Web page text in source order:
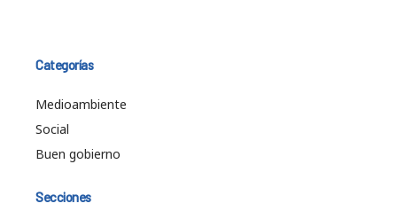
Categorías
Medioambiente
Social
Buen gobierno
Secciones